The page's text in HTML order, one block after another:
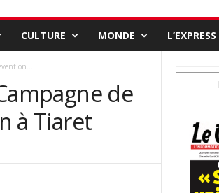
CULTURE MONDE L’EXPRESS
de
à Tiaret